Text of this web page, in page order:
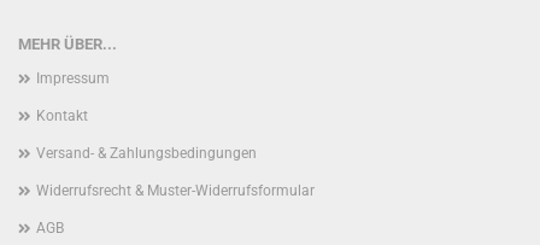
MEHR ÜBER...
Impressum
Kontakt
Versand- & Zahlungsbedingungen
Widerrufsrecht & Muster-Widerrufsformular
AGB